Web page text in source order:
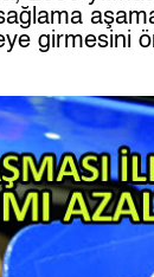
girmesini